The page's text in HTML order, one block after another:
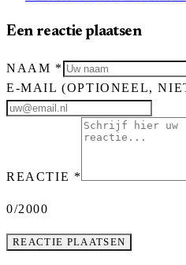
Een reactie plaatsen
NAAM *
E-MAIL(OPTIONEEL,
REACTIE *
0/2000
REACTIE PLAATSEN